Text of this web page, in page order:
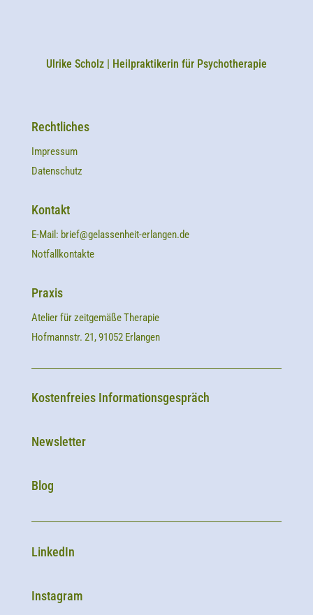
Ulrike Scholz | Heilpraktikerin für Psychotherapie
Rechtliches
Impressum
Datenschutz
Kontakt
E-Mail: brief@gelassenheit-erlangen.de
Notfallkontakte
Praxis
Atelier für zeitgemäße Therapie
Hofmannstr. 21, 91052 Erlangen
Kostenfreies Informationsgespräch
Newsletter
Blog
LinkedIn
Instagram